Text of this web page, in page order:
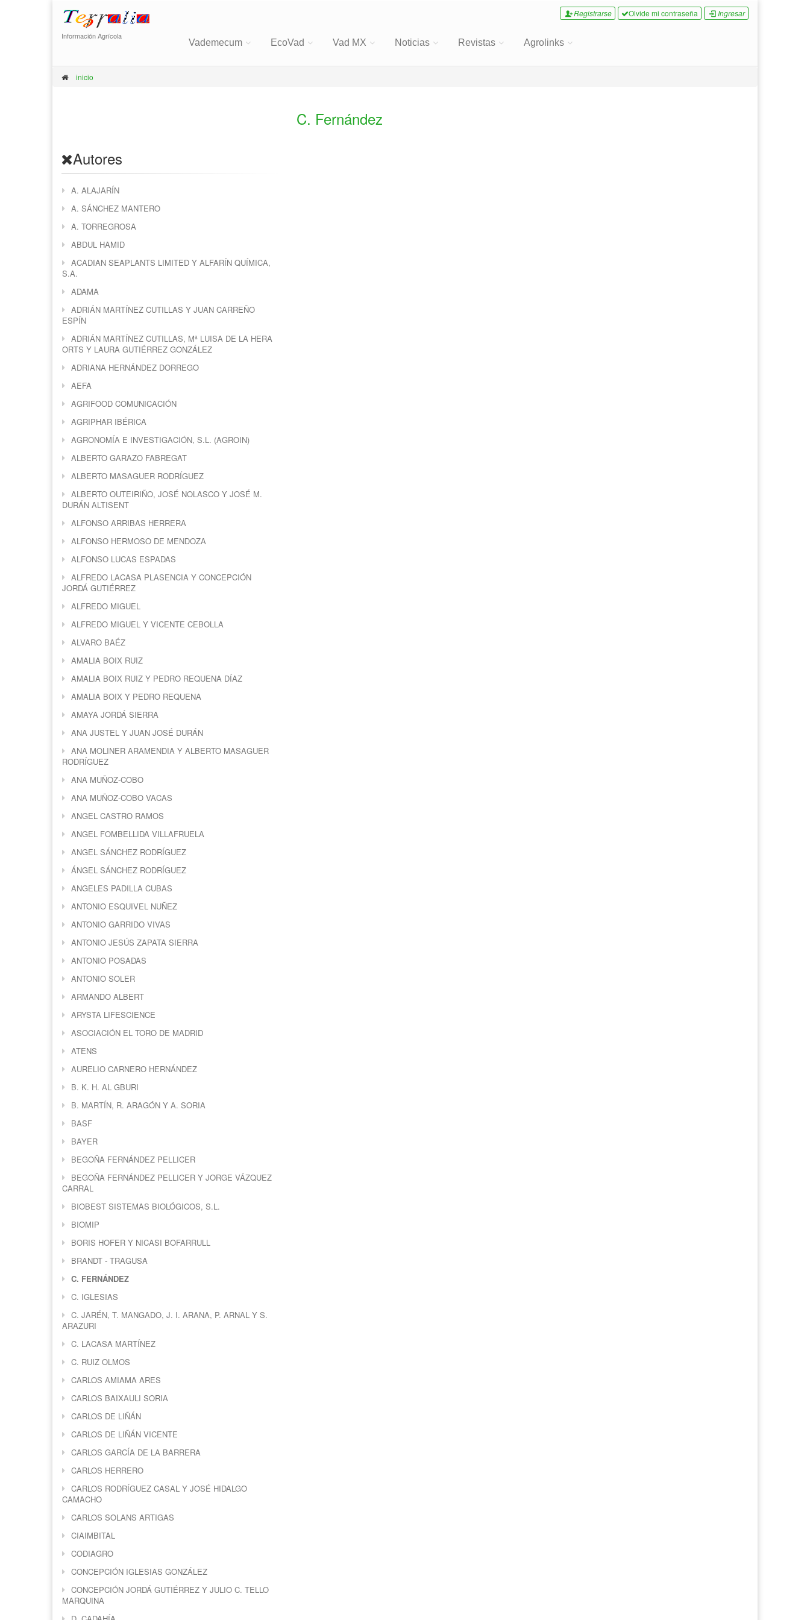
Información Agrícola
Registrarse Olvide mi contraseña Ingresar
Vademecum EcoVad Vad MX Noticias Revistas Agrolinks
inicio
C. Fernández
Autores
A. ALAJARÍN
A. SÁNCHEZ MANTERO
A. TORREGROSA
ABDUL HAMID
ACADIAN SEAPLANTS LIMITED Y ALFARÍN QUÍMICA,
S.A.
ADAMA
ADRIÁN MARTÍNEZ CUTILLAS Y JUAN CARREÑO
ESPÍN
ADRIÁN MARTÍNEZ CUTILLAS, Mª LUISA DE LA HERA
ORTS Y LAURA GUTIÉRREZ GONZÁLEZ
ADRIANA HERNÁNDEZ DORREGO
AEFA
AGRIFOOD COMUNICACIÓN
AGRIPHAR IBÉRICA
AGRONOMÍA E INVESTIGACIÓN, S.L. (AGROIN)
ALBERTO GARAZO FABREGAT
ALBERTO MASAGUER RODRÍGUEZ
ALBERTO OUTEIRIÑO, JOSÉ NOLASCO Y JOSÉ M.
DURÁN ALTISENT
ALFONSO ARRIBAS HERRERA
ALFONSO HERMOSO DE MENDOZA
ALFONSO LUCAS ESPADAS
ALFREDO LACASA PLASENCIA Y CONCEPCIÓN
JORDÁ GUTIÉRREZ
ALFREDO MIGUEL
ALFREDO MIGUEL Y VICENTE CEBOLLA
ALVARO BAÉZ
AMALIA BOIX RUIZ
AMALIA BOIX RUIZ Y PEDRO REQUENA DÍAZ
AMALIA BOIX Y PEDRO REQUENA
AMAYA JORDÁ SIERRA
ANA JUSTEL Y JUAN JOSÉ DURÁN
ANA MOLINER ARAMENDIA Y ALBERTO MASAGUER
RODRÍGUEZ
ANA MUÑOZ-COBO
ANA MUÑOZ-COBO VACAS
ANGEL CASTRO RAMOS
ANGEL FOMBELLIDA VILLAFRUELA
ANGEL SÁNCHEZ RODRÍGUEZ
ÁNGEL SÁNCHEZ RODRÍGUEZ
ANGELES PADILLA CUBAS
ANTONIO ESQUIVEL NUÑEZ
ANTONIO GARRIDO VIVAS
ANTONIO JESÚS ZAPATA SIERRA
ANTONIO POSADAS
ANTONIO SOLER
ARMANDO ALBERT
ARYSTA LIFESCIENCE
ASOCIACIÓN EL TORO DE MADRID
ATENS
AURELIO CARNERO HERNÁNDEZ
B. K. H. AL GBURI
B. MARTÍN, R. ARAGÓN Y A. SORIA
BASF
BAYER
BEGOÑA FERNÁNDEZ PELLICER
BEGOÑA FERNÁNDEZ PELLICER Y JORGE VÁZQUEZ
CARRAL
BIOBEST SISTEMAS BIOLÓGICOS, S.L.
BIOMIP
BORIS HOFER Y NICASI BOFARRULL
BRANDT - TRAGUSA
C. FERNÁNDEZ
C. IGLESIAS
C. JARÉN, T. MANGADO, J. I. ARANA, P. ARNAL Y S.
ARAZURI
C. LACASA MARTÍNEZ
C. RUIZ OLMOS
CARLOS AMIAMA ARES
CARLOS BAIXAULI SORIA
CARLOS DE LIÑÁN
CARLOS DE LIÑÁN VICENTE
CARLOS GARCÍA DE LA BARRERA
CARLOS HERRERO
CARLOS RODRÍGUEZ CASAL Y JOSÉ HIDALGO
CAMACHO
CARLOS SOLANS ARTIGAS
CIAIMBITAL
CODIAGRO
CONCEPCIÓN IGLESIAS GONZÁLEZ
CONCEPCIÓN JORDÁ GUTIÉRREZ Y JULIO C. TELLO
MARQUINA